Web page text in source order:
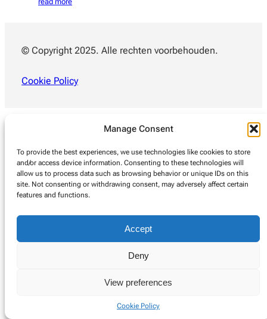
Manage Consent
To provide the best experiences, we use technologies like cookies to store
and/or access device information. Consenting to these technologies will
allow us to process data such as browsing behavior or unique IDs on this
site. Not consenting or withdrawing consent, may adversely affect certain
features and functions.
Accept
Deny
View preferences
Cookie Policy
© Copyright 2025. Alle rechten voorbehouden.
Cookie Policy